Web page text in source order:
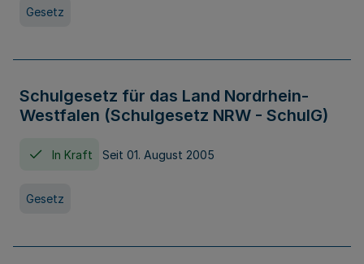
Gesetz
Schulgesetz für das Land Nordrhein-
Westfalen (Schulgesetz NRW - SchulG)
In Kraft Seit 01. August 2005
Gesetz